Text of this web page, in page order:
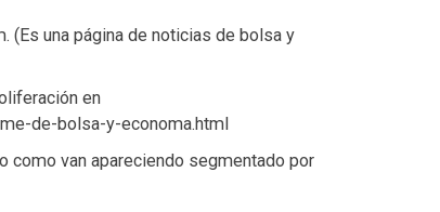
(Es una página de noticias de bolsa y
en
de-bolsa-y-economa.html
como van apareciendo segmentado por